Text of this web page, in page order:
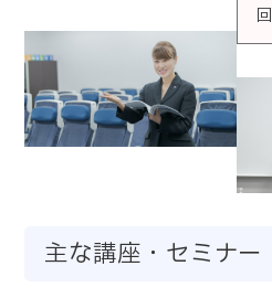
回
主な講座・セミナー